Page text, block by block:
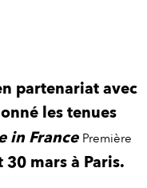
partenariat avec
les tenues
in France Première
mars à Paris.